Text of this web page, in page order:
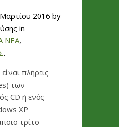
2016 by
in
ΝΕΑ,
.
πλήρεις
των
CD ή ενός
XP
τρίτο